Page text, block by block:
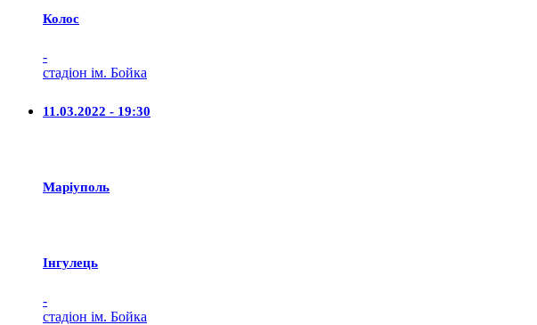
Колос
-
стадіон ім. Бойка
11.03.2022 - 19:30
Маріуполь
Iнгулець
-
стадіон ім. Бойка